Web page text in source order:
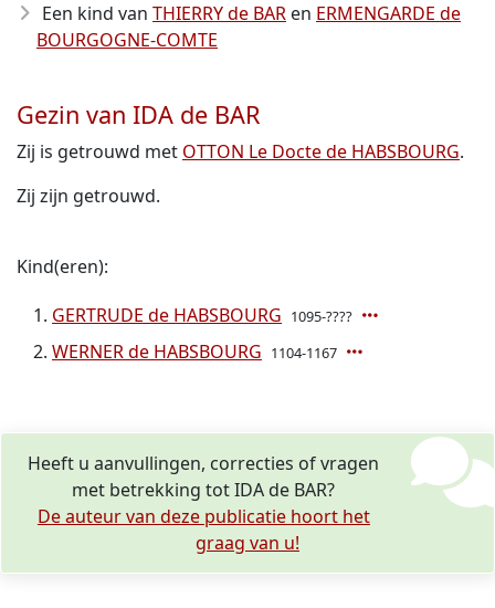
Een kind van THIERRY de BAR en ERMENGARDE de
BOURGOGNE-COMTE
Gezin van IDA de BAR
Zij is getrouwd met OTTON Le Docte de HABSBOURG.
Zij zijn getrouwd.
Kind(eren):
GERTRUDE de HABSBOURG 1095-????
WERNER de HABSBOURG 1104-1167
Heeft u aanvullingen, correcties of vragen
met betrekking tot IDA de BAR?
De auteur van deze publicatie hoort het
graag van u!